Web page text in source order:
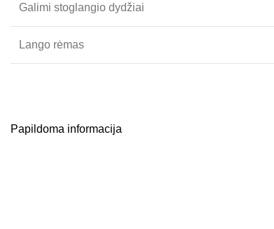
Galimi stoglangio dydžiai
Lango rėmas
Papildoma informacija